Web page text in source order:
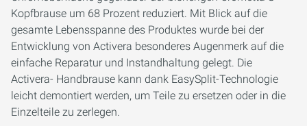
Kopfbrause um 68 Prozent reduziert. Mit Blick auf die
gesamte Lebensspanne des Produktes wurde bei der
Entwicklung von Activera besonderes Augenmerk auf die
einfache Reparatur und Instandhaltung gelegt. Die
Activera- Handbrause kann dank EasySplit-Technologie
leicht demontiert werden, um Teile zu ersetzen oder in die
Einzelteile zu zerlegen.